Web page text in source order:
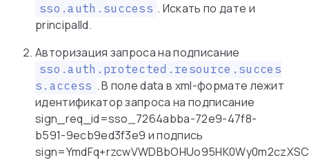
sso.auth.success . Искать по дате и
principalId.
Авторизация запроса на подписание
sso.auth.protected.resource.succes
s.access . В поле data в xml-формате лежит
идентификатор запроса на подписание
sign_req_id=sso
7264abba-72e9-47f8-
b591-9ecb9ed3f3e9 и подпись